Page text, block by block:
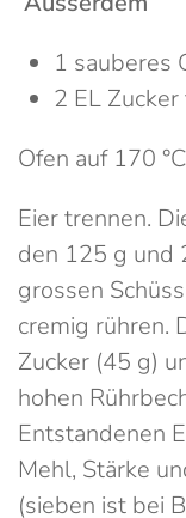
1 sauberes
2 EL
Ofen auf 170
Eier trennen.
den 125 g und
grossen
cremig rühren.
Zucker (45 g)
hohen
Entstandenen
Mehl, Stärke
(sieben ist bei